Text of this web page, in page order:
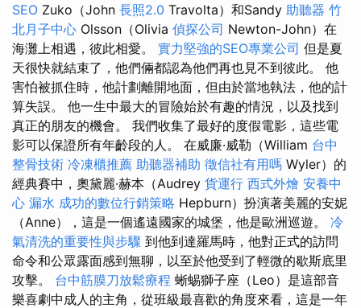
SEO Zuko（John 長照2.0 Travolta）和Sandy 助聽器 竹
北月子中心 Olsson（Olivia 偵探公司 Newton-John）在
海灘上相遇，彼此相愛。 實力堅強的SEO專業公司 但是夏
天很快就結束了，他們倆都認為他們再也見不到彼此。 他
害怕被抓住時，他計劃離開地面，但由於當地執法，他的計
算失誤。 他一生中最大的冒險始於有趣的情況，以及找到
真正的朋友的機會。 我們收集了最好的度假電影，這些電
影可以保證所有年齡段的人。 在威廉·威勒（William 台中
整骨技術 冷凍櫃推薦 助聽器補助 徵信社有用嗎 Wyler）的
經典賽中，奧黛麗·赫本（Audrey 貨運行 西式外燴 安養中
心 漏水 成功的數位行銷策略 Hepburn）扮演著美麗的安妮
（Anne），這是一個遙遠國家的城堡，他是歐洲巡遊。 冷
氣清洗的重要性與步驟 到他到達羅馬時，他對正式的訪問
命令和公眾露面感到無聊，以至於他受到了輕微的歇斯底里
攻擊。 台中筋膜刀放鬆療程 蜥蜴獅子座（Leo）是這部音
樂喜劇中成人的主角，從班級最喜歡的角度來看，這是一年